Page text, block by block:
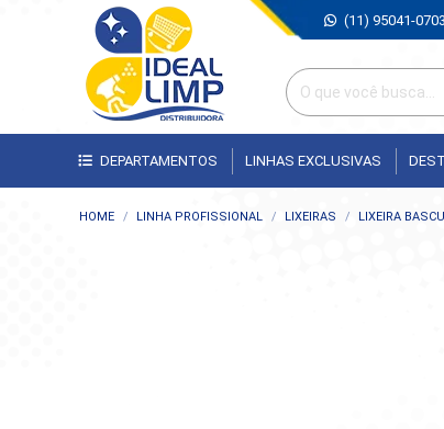
(11) 95041-0703
DEPARTAMENTOS LINHAS EXCLUSIVAS
Você está aqui:
HOME LINHA PROFISSIONAL LIXEIRAS LIXEIRA